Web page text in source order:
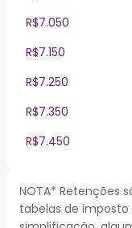
R$7.050
R$7.150
R$7.250
R$7.350
R$7.450
NOTA* Retenções
tabelas de imposto